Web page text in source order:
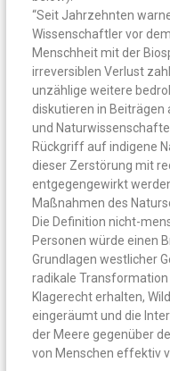
“Seit Jahrzehnten
Wissenschaftler vor
Menschheit mit der
irreversiblen Verlust
unzählige weitere
diskutieren in Beiträgen
und
Rückgriff auf indigene
dieser Zerstörung mit
entgegengewirkt
Maßnahmen des
Die Definition nicht-
Personen würde einen
Grundlagen westlicher
radikale
Klagerecht erhalten,
eingeräumt und die
der Meere gegenüber
von Menschen effektiv